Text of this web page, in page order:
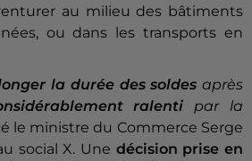
au milieu des bâtiments
ou dans les transports en
la durée des soldes après
ralenti par la
le ministre du Commerce Serge
social X. Une décision prise en